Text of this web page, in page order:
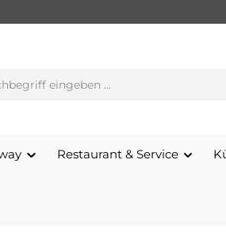
Restaurant & Service